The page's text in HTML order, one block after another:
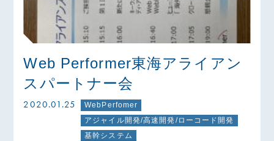
Web Performer東海アライアン
スパートナー会
2020.01.25
WebPerfomer
アジャイル開発/高速開発/ローコード開発
基幹システム